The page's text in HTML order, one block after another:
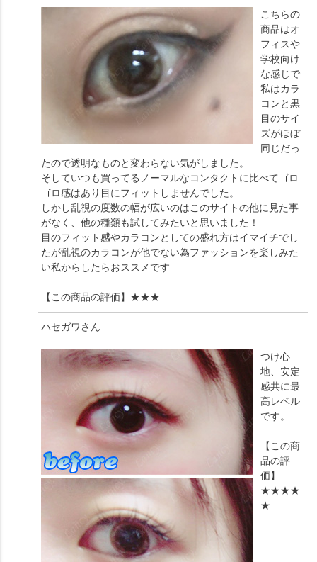
こちらの
商品はオ
フィスや
学校向け
な感じで
私はカラ
コンと黒
目のサイ
ズがほぼ
同じだっ
たので透明なものと変わらない気がしました。
そしていつも買ってるノーマルなコンタクトに比べてゴロ
ゴロ感はあり目にフィットしませんでした。
しかし乱視の度数の幅が広いのはこのサイトの他に見た事
がなく、他の種類も試してみたいと思いました！
目のフィット感やカラコンとしての盛れ方はイマイチでし
たが乱視のカラコンが他でない為ファッションを楽しみた
い私からしたらおススメです
【この商品の評価】 ★★★
ハセガワ さん
つけ心
地、安定
感共に最
高レベル
です。
【この商
品の評
価】
★★★★
★